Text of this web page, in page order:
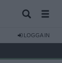
LOGGA IN